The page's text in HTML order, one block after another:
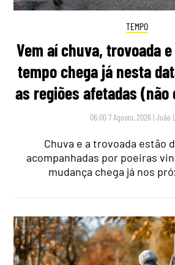
TEMPO
Vem aí chuva, trovoada
tempo chega já nesta
as regiões afetadas (não
06:00 7 Agosto, 2026 |João
Chuva e a trovoada estão
acompanhadas por poeiras
mudança chega já nos